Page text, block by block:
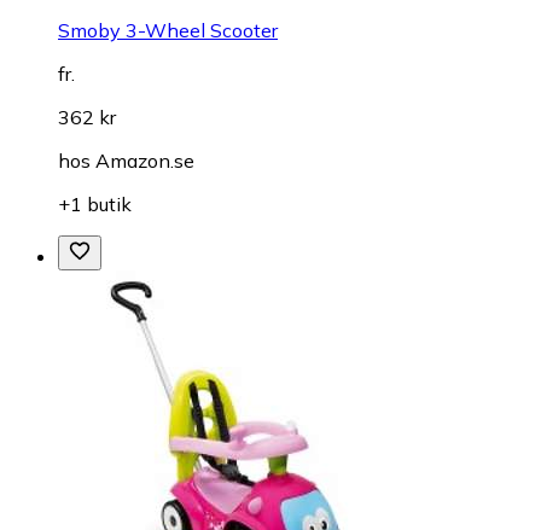
Smoby 3-Wheel Scooter
fr.
362 kr
hos Amazon.se
+1 butik